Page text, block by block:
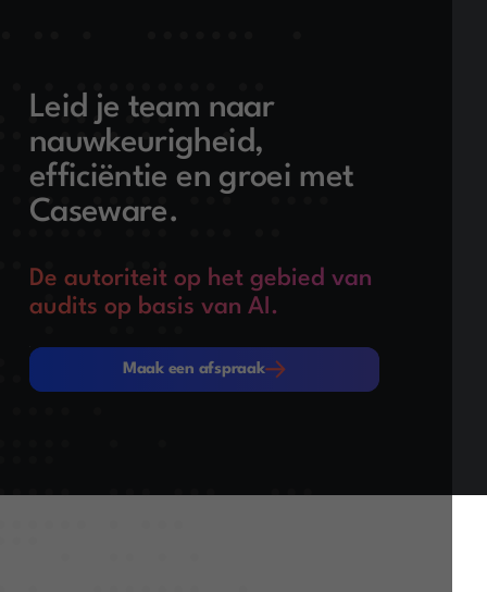
Leid je team naar
nauwkeurigheid,
efficiëntie en groei met
Caseware.
De autoriteit op het gebied van
audits op basis van AI.
Maak een afspraak
Maak een afspraak